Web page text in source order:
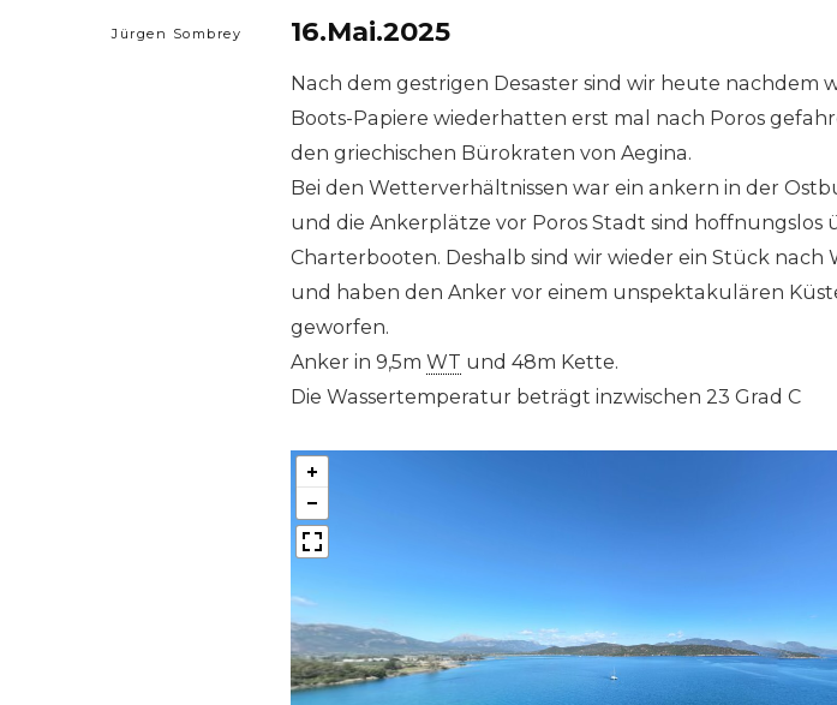
Jürgen Sombrey 16.Mai.2025
Nach dem gestrigen Desaster sind wir heute nachdem
Boots-Papiere wiederhatten erst mal nach Poros
den griechischen Bürokraten von Aegina.
Bei den Wetterverhältnissen war ein ankern in der
und die Ankerplätze vor Poros Stadt sind hoffnungslos
Charterbooten. Deshalb sind wir wieder ein Stück nach
und haben den Anker vor einem unspektakulären
geworfen.
Anker in 9,5m WT und 48m Kette.
Die Wassertemperatur beträgt inzwischen 23 Grad C